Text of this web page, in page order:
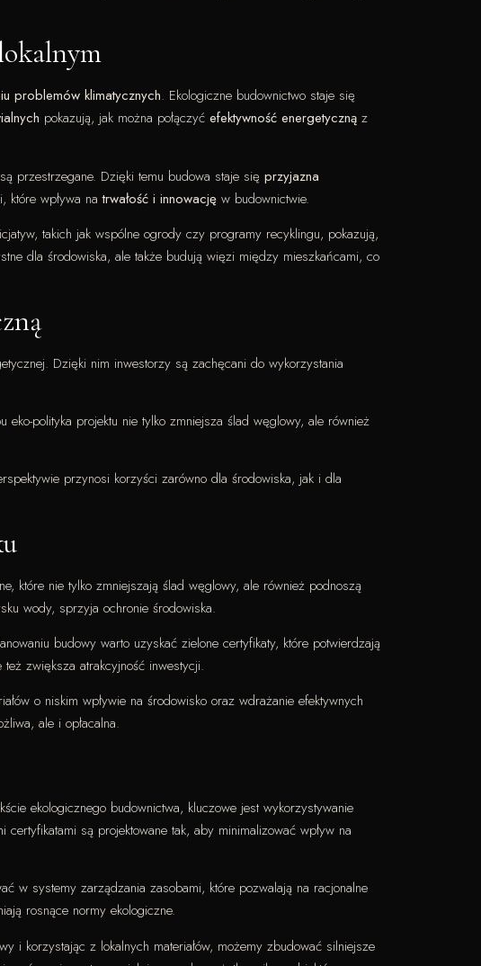
problemów klimatycznych. Ekologiczne budownictwo staje się
pokazują, jak można połączyć efektywność energetyczną z
przestrzegane. Dzięki temu budowa staje się przyjazna
które wpływa natrwałość i innowację w budownictwie.
takich jak wspólne ogrody czy programy recyklingu, pokazują,
dla środowiska, ale także budują więzi między mieszkańcami, co
Dzięki nim inwestorzy są zachęcani do wykorzystania
polityka projektu nie tylko zmniejsza ślad węglowy, ale również
przynosi korzyści zarówno dla środowiska, jak i dla
które nie tylko zmniejszają ślad węglowy, ale również podnoszą
wody, sprzyja ochronie środowiska.
budowy warto uzyskać zielone certyfikaty, które potwierdzają
zwiększa atrakcyjność inwestycji.
o niskim wpływie na środowisko oraz wdrażanie efektywnych
ale i opłacalna.
ekologicznego budownictwa, kluczowe jest wykorzystywanie
są projektowane tak, aby minimalizować wpływ na
w systemy zarządzania zasobami, które pozwalają na racjonalne
rosnące normy ekologiczne.
i korzystając z lokalnych materiałów, możemy zbudować silniejsze